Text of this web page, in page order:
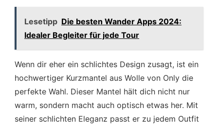
Lesetipp Die besten Wander Apps 2024:
Idealer Begleiter für jede Tour
Wenn dir eher ein schlichtes Design zusagt, ist ein
hochwertiger Kurzmantel aus Wolle von Only die
perfekte Wahl. Dieser Mantel hält dich nicht nur
warm, sondern macht auch optisch etwas her. Mit
seiner schlichten Eleganz passt er zu jedem Outfit